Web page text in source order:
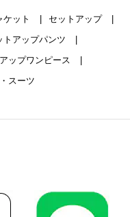
ケット
セットアップ
トアップパンツ
ップワンピース
スーツ